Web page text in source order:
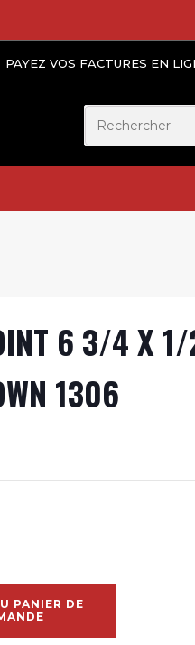
PAYEZ VOS FACTURES EN
6 3/4 X
1306
PANIER DE